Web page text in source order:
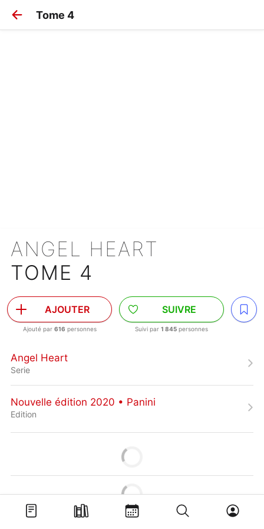
Tome 4
ANGEL HEART
TOME 4
AJOUTER
Ajouté par 616 personnes
SUIVRE
Suivi par 1 845 personnes
Angel Heart
Serie
Nouvelle édition 2020 • Panini
Edition